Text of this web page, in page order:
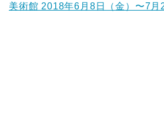
美術館 2018年6月8日（金）〜7月